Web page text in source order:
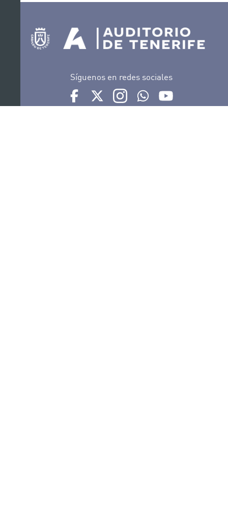
Síguenos en redes sociales
Ir a perfil de Auditorio de Tenerife en Facebook
Ir a perfil de Auditorio de Tenerife en
Ir a perfil de Auditorio de
Ir al Boletín Whatsapp